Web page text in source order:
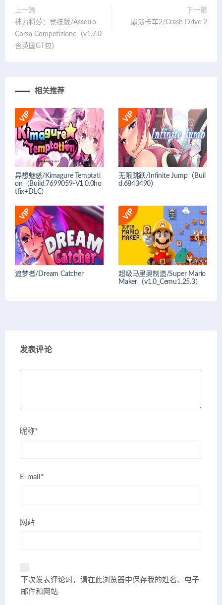
上一篇
神力科莎：竞技版/Assetto
Corsa Competizione（v1.7.0
含英国GT包）
下一篇
崩溃卡车2/Crash Drive 2
相关推荐
异想魅惑/Kimagure Temptati
on（Build.7699059-V1.0.0ho
tfix+DLC）
无限跳跃/Infinite Jump（Buil
d.6843490）
追梦者/Dream Catcher
超级马里奥制造/Super Mario
Maker（v1.0_Cemu1.25.3）
发表评论
昵称*
E-mail*
网站
下次发表评论时，请在此浏览器中保存我的姓名、电子
邮件和网站